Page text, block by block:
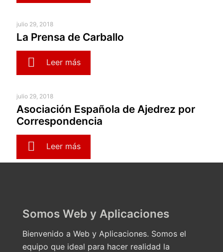
julio 29, 2018
La Prensa de Carballo
Leer más
julio 29, 2018
Asociación Española de Ajedrez por
Correspondencia
Leer más
Somos Web y Aplicaciones
Bienvenido a Web y Aplicaciones. Somos el
equipo que ideal para hacer realidad la